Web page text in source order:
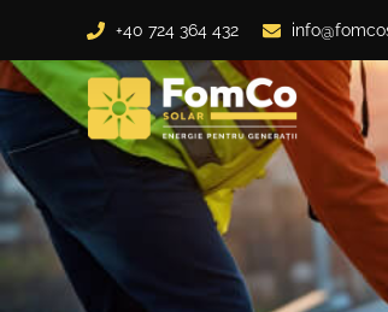
+40 724 364 432